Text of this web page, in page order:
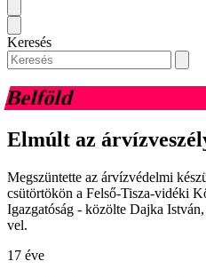
Keresés
Belföld
Elmúlt az
Megszüntette az árvízvédelmi
csütörtökön a Felső-Tisza-vidéki
Igazgatóság - közölte Dajka
vel.
17 éve